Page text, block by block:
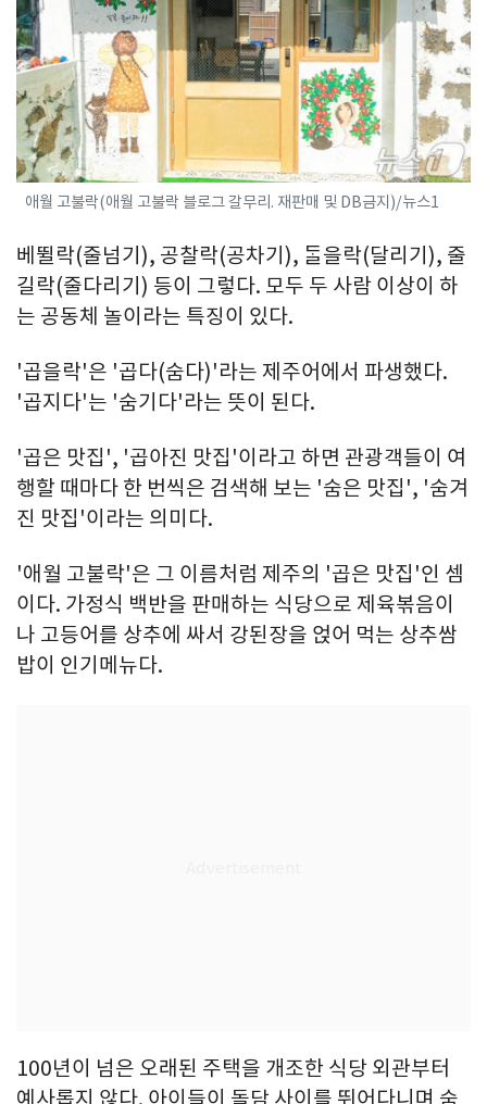
애월 고불락(애월 고불락 블로그 갈무리. 재판매 및 DB금지)/뉴스1
베뛸락(줄넘기), 공찰락(공차기), ᄃᆞᆯ을락(달리기), 줄
길락(줄다리기) 등이 그렇다. 모두 두 사람 이상이 하
는 공동체 놀이라는 특징이 있다.
'곱을락'은 '곱다(숨다)'라는 제주어에서 파생했다.
'곱지다'는 '숨기다'라는 뜻이 된다.
'곱은 맛집', '곱아진 맛집'이라고 하면 관광객들이 여
행할 때마다 한 번씩은 검색해 보는 '숨은 맛집', '숨겨
진 맛집'이라는 의미다.
'애월 고불락'은 그 이름처럼 제주의 '곱은 맛집'인 셈
이다. 가정식 백반을 판매하는 식당으로 제육볶음이
나 고등어를 상추에 싸서 강된장을 얹어 먹는 상추쌈
밥이 인기메뉴다.
100년이 넘은 오래된 주택을 개조한 식당 외관부터